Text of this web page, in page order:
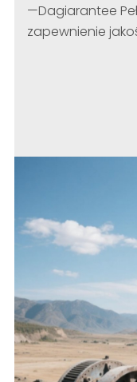
—Dagiarantee
zapewnienie